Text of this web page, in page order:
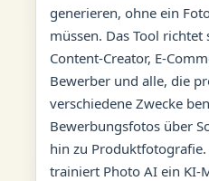
generieren, ohne ein
müssen. Das Tool richtet
Content-Creator, E-
Bewerber und alle, die
verschiedene Zwecke
Bewerbungsfotos über
hin zu
trainiert Photo AI ein KI-